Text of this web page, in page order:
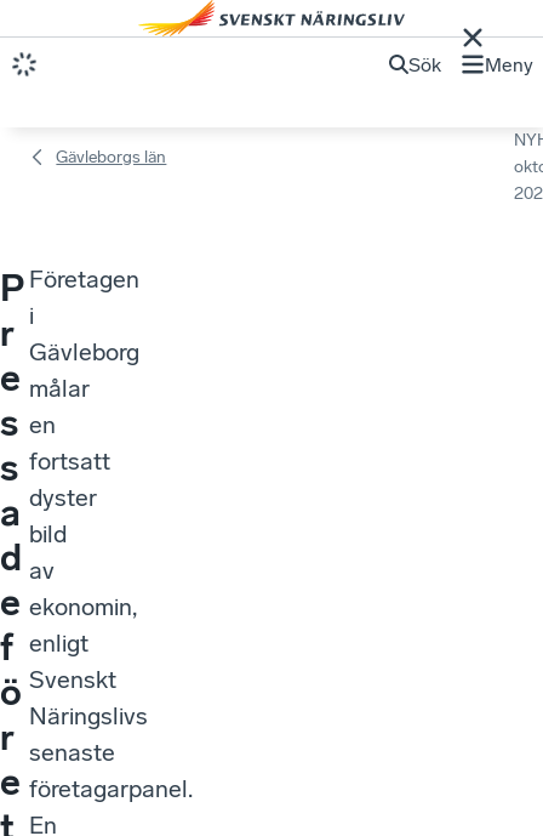
Sök Meny
Gävleborgs län
P
r
e
s
s
a
d
e
f
ö
r
e
Företagen
i
Gävleborg
målar
en
fortsatt
dyster
bild
av
ekonomin,
enligt
Svenskt
Näringslivs
senaste
företagarpanel.
En